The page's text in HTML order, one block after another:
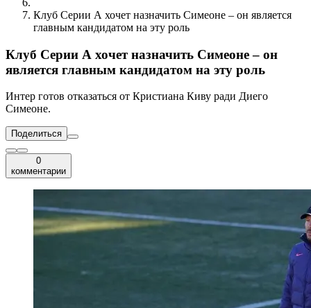
Клуб Серии А хочет назначить Симеоне – он является
главным кандидатом на эту роль
Клуб Серии А хочет назначить Симеоне – он
является главным кандидатом на эту роль
Интер готов отказаться от Кристиана Киву ради Диего
Симеоне.
Поделиться
0
комментарии